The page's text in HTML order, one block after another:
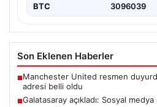
BTC 3096039
Son Eklenen Haberler
■Manchester United resmen
adresi belli oldu
■Galatasaray açıkladı: Sosyal